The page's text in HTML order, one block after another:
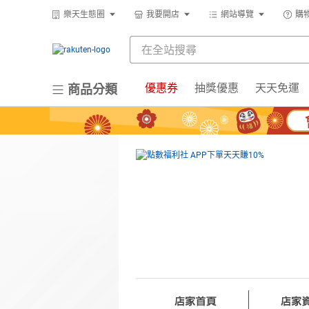
樂天生態圈 我要開店 網站導覽 購
商品分類 優惠券 抽獎優惠 天天免運